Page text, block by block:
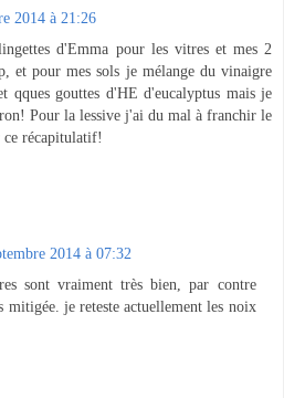
2014 à 21:26
d'Emma pour les vitres et mes 2
et pour mes sols je mélange du vinaigre
qques gouttes d'HE d'eucalyptus mais je
Pour la lessive j'ai du mal à franchir le
récapitulatif!
2014 à 07:32
sont vraiment très bien, par contre
mitigée. je reteste actuellement les noix